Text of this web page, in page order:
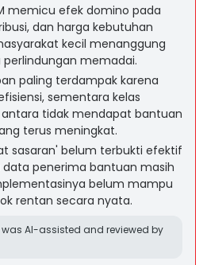
memicu efek domino pada
dan harga kebutuhan
kecil menanggung
memadai.
paling terdampak karena
sementara kelas
tidak mendapat bantuan
terus meningkat.
sasaran' belum terbukti efektif
data penerima bantuan masih
belum mampu
rentan secara nyata.
AI-assisted and reviewed by